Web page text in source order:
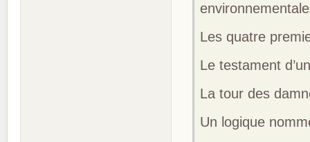
Les quatre
Le testament
La tour des
Un logique